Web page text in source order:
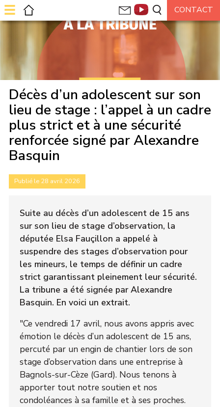
À LA TRIBUNE
Décès d’un adolescent sur son
lieu de stage : l’appel à un cadre
plus strict et à une sécurité
renforcée signé par Alexandre
Basquin
Publié le 28 avril 2026
Suite au décès d’un adolescent de 15 ans
sur son lieu de stage d’observation, la
députée Elsa Fauçillon a appelé à
suspendre des stages d’observation pour
les mineurs, le temps de définir un cadre
strict garantissant pleinement leur sécurité.
La tribune a été signée par Alexandre
Basquin. En voici un extrait.
"Ce vendredi 17 avril, nous avons appris avec
émotion le décès d’un adolescent de 15 ans,
percuté par un engin de chantier lors de son
stage d’observation dans une entreprise à
Bagnols-sur-Cèze (Gard). Nous tenons à
apporter tout notre soutien et nos
condoléances à sa famille et à ses proches.